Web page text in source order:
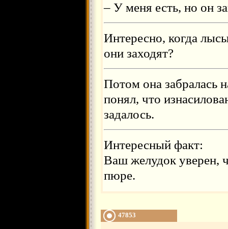
– У меня есть, но он
Интересно, когда
они заходят?
Потом она забралась
понял, что
задалось.
Интересный факт:
Ваш желудок уверен,
пюре.
47853